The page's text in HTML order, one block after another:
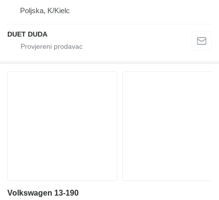
Poljska, K/Kielc
DUET DUDA
Volkswagen 13-190